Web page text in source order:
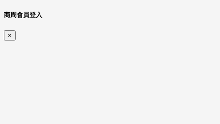
商周會員登入
×